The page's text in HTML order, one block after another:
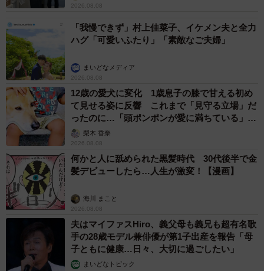
2026.08.08
「我慢できず」村上佳菜子、イケメン夫と全力
ハグ「可愛いふたり」「素敵なご夫婦」
まいどなメディア
2026.08.08
12歳の愛犬に変化 1歳息子の膝で甘える初め
て見せる姿に反響 これまで「見守る立場」だ
ったのに…「頭ポンポンが愛に満ちている」
「尊…」
梨木 香奈
2026.08.08
何かと人に舐められた黒髪時代 30代後半で金
髪デビューしたら…人生が激変！【漫画】
海川 まこと
2026.08.08
夫はマイファスHiro、義父母も義兄も超有名歌
手の28歳モデル兼俳優が第1子出産を報告「母
子ともに健康…日々、大切に過ごしたい」
まいどなトピック